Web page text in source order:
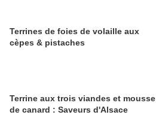
Terrines de foies de volaille aux
cèpes & pistaches
Terrine aux trois viandes et mousse
de canard : Saveurs d'Alsace